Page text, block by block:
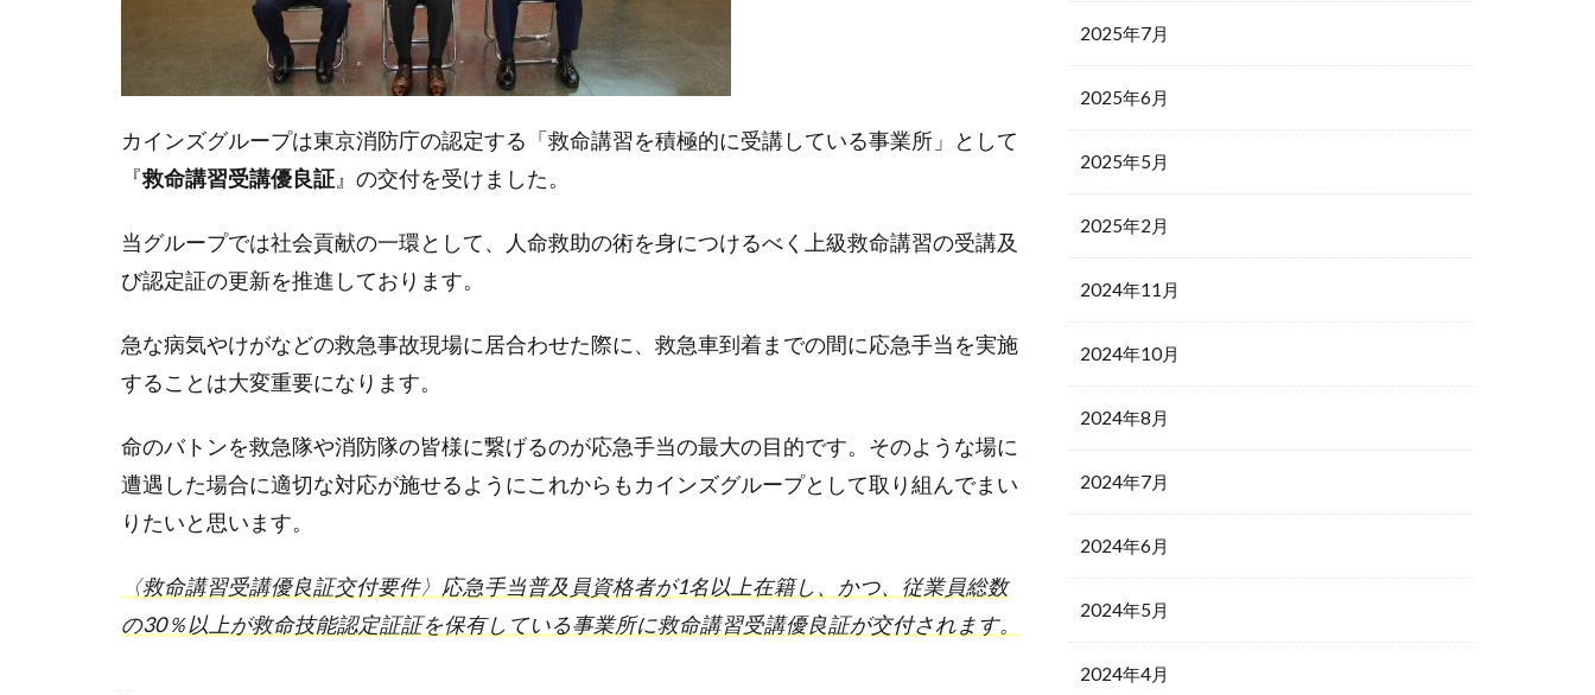
2
共同
募金
（赤
い羽
根共
金）
より
感謝
頂き
まし
ま
め
カインズグループは東京消防庁の認定する「救命講習を積極的に受講している事業所」として
『救命講習受講優良証 』の交付を受けました。
当グループでは社会貢献の一環として、人命救助の術を身につけるべく上級救命講習の受講及
び認定証の更新を推進しております。
急な病気やけがなどの救急事故現場に居合わせた際に、救急車到着までの間に応急手当を実施
することは大変重要になります。
命のバトンを救急隊や消防隊の皆様に繋げるのが応急手当の最大の目的です。そのような場に
遭遇した場合に適切な対応が施せるようにこれからもカインズグループとして取り組んでまい
りたいと思います。
〈救命講習受講優良証交付要件〉応急手当普及員資格者が1名以上在籍し、かつ、従業員総数
の30％以上が救命技能認定証証を保有している事業所に救命講習受講優良証が交付されます。
2025年7月
2025年6月
2025年5月
2025年2月
2024年11月
2024年10月
2024年8月
2024年7月
2024年6月
2024年5月
2024年4月